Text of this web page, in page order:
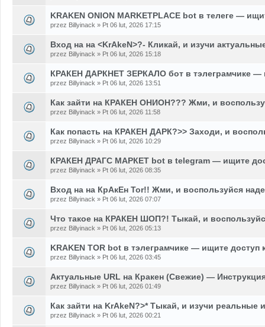
KRAKEN ONION MARKETPLACE bot в телеге —
przez Billyinack » Pt 06 lut, 2026 17:15
Вход на на <KrAkeN>?- Кликай, и изучи
przez Billyinack » Pt 06 lut, 2026 15:18
КРАКЕН ДАРКНЕТ ЗЕРКАЛО бот в тэлеграмчике —
przez Billyinack » Pt 06 lut, 2026 13:51
Как зайти на КРАКЕН ОНИОН??? Жми, и
przez Billyinack » Pt 06 lut, 2026 11:58
Как попасть на КРАКЕН ДАРК?>> Заходи, и
przez Billyinack » Pt 06 lut, 2026 10:29
КРАКЕН ДРАГС МАРКЕТ bot в telegram — ищите
przez Billyinack » Pt 06 lut, 2026 08:35
Вход на на КрАкЕн Tor!! Жми, и воспользуйся
przez Billyinack » Pt 06 lut, 2026 07:07
Что такое на КРАКЕН ШОП?! Тыкай, и
przez Billyinack » Pt 06 lut, 2026 05:13
KRAKEN TOR bot в тэлеграмчике — ищите доступ
przez Billyinack » Pt 06 lut, 2026 03:45
Актуальные URL на Кракен (Свежие) —
przez Billyinack » Pt 06 lut, 2026 01:49
Как зайти на KrAkeN?>* Тыкай, и изучи реальные
przez Billyinack » Pt 06 lut, 2026 00:21